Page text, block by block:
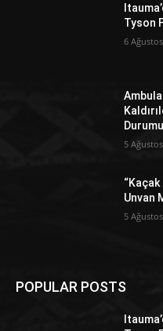
Tyson
6
5
Unvan
5
POPULAR POSTS